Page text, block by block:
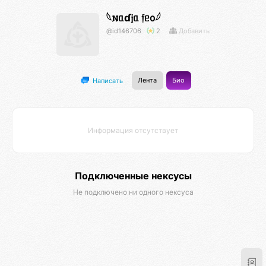
𓆩𐌽ᥲɗ𝔧ᥲ 𝔣ᥱ᧐𓆪
@id146706 2 Добавить
Написать Лента Био
Информация отсутствует
Подключенные нексусы
Не подключено ни одного нексуса